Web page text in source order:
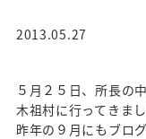
2013.05.27
５月２５日、所長の
木祖村に行ってきまし
昨年の９月にもブロ